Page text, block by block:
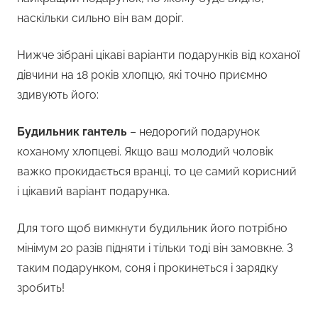
наскільки сильно він вам доріг.
Нижче зібрані цікаві варіанти подарунків від коханої
дівчини на 18 років хлопцю, які точно приємно
здивують його:
Будильник гантель – недорогий подарунок
коханому хлопцеві. Якщо ваш молодий чоловік
важко прокидається вранці, то це самий корисний
і цікавий варіант подарунка.
Для того щоб вимкнути будильник його потрібно
мінімум 20 разів підняти і тільки тоді він замовкне. З
таким подарунком, соня і прокинеться і зарядку
зробить!